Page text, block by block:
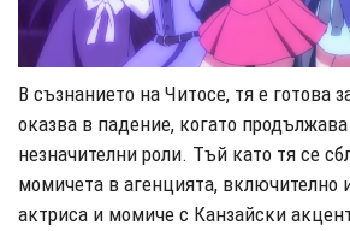
В съзнанието на Читосе, тя е готова
оказва в падение, когато
незначителни роли. Тъй като тя се
момичета в агенцията, включително
актриса и момиче с Канзайски